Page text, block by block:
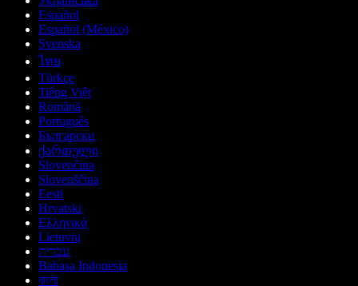
Español
Español (México)
Svenska
ไทย
Türkçe
Tiếng Việt
Română
Português
Български
ქართული
Slovenčina
Slovenščina
Eesti
Hrvatski
Ελληνικά
Lietuvių
עברית
Bahasa Indonesia
বাংলা